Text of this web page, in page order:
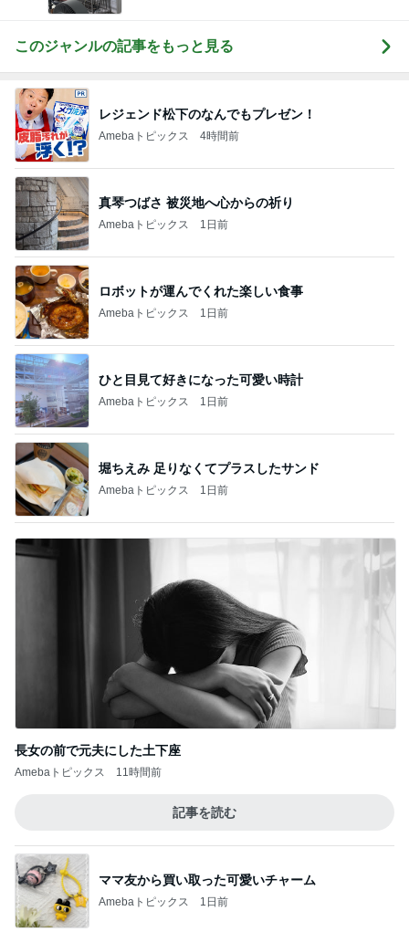
このジャンルの記事をもっと見る
レジェンド松下のなんでもプレゼン！
Amebaトピックス 4時間前
真琴つばさ 被災地へ心からの祈り
Amebaトピックス 1日前
ロボットが運んでくれた楽しい食事
Amebaトピックス 1日前
ひと目見て好きになった可愛い時計
Amebaトピックス 1日前
堀ちえみ 足りなくてプラスしたサンド
Amebaトピックス 1日前
長女の前で元夫にした土下座
Amebaトピックス 11時間前
記事を読む
ママ友から買い取った可愛いチャーム
Amebaトピックス 1日前